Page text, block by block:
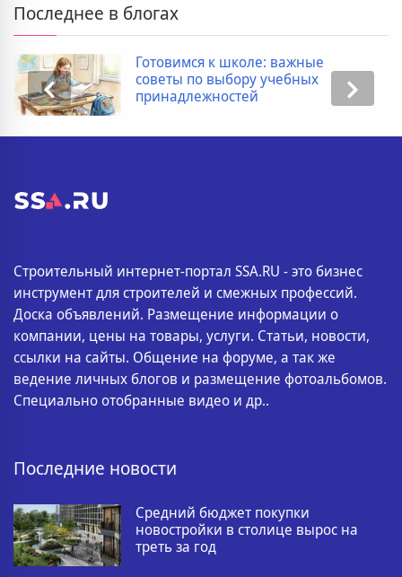
Последнее в блогах
Готовимся к школе: важные
советы по выбору учебных
принадлежностей
Строительный интернет-портал SSA.RU - это бизнес
инструмент для строителей и смежных профессий.
Доска объявлений. Размещение информации о
компании, цены на товары, услуги. Статьи, новости,
ссылки на сайты. Общение на форуме, а так же
ведение личных блогов и размещение фотоальбомов.
Специально отобранные видео и др..
Последние новости
Средний бюджет покупки
новостройки в столице вырос на
треть за год